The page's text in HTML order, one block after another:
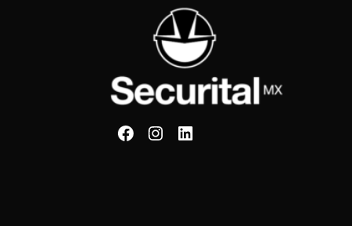
Securital en Facebook
Securital en Instagram
Securital en Linkedin